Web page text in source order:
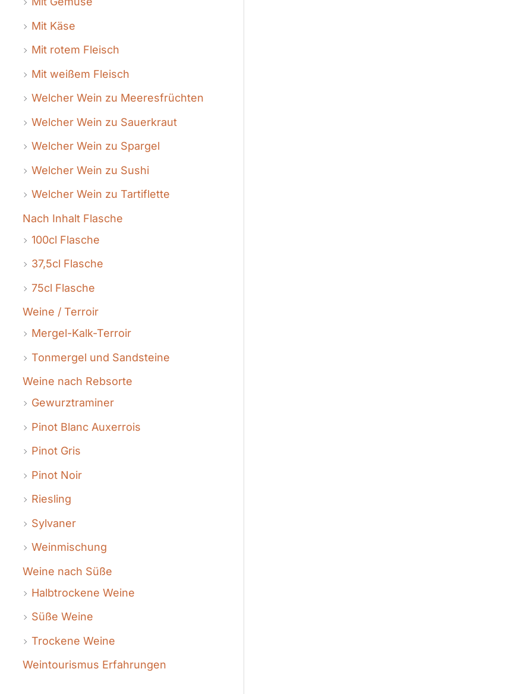
Mit Käse
Mit rotem Fleisch
Mit weißem Fleisch
Welcher Wein zu Meeresfrüchten
Welcher Wein zu Sauerkraut
Welcher Wein zu Spargel
Welcher Wein zu Sushi
Welcher Wein zu Tartiflette
Nach Inhalt Flasche
100cl Flasche
37,5cl Flasche
75cl Flasche
Weine / Terroir
Mergel-Kalk-Terroir
Tonmergel und Sandsteine
Weine nach Rebsorte
Gewurztraminer
Pinot Blanc Auxerrois
Pinot Gris
Pinot Noir
Riesling
Sylvaner
Weinmischung
Weine nach Süße
Halbtrockene Weine
Süße Weine
Trockene Weine
Weintourismus Erfahrungen